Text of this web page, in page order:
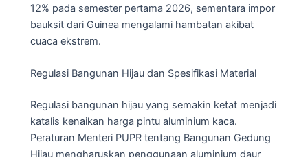
12% pada semester pertama 2026, sementara impor
bauksit dari Guinea mengalami hambatan akibat
cuaca ekstrem.
Regulasi Bangunan Hijau dan Spesifikasi Material
Regulasi bangunan hijau yang semakin ketat menjadi
katalis kenaikan harga pintu aluminium kaca.
Peraturan Menteri PUPR tentang Bangunan Gedung
Hijau mengharuskan penggunaan aluminium daur